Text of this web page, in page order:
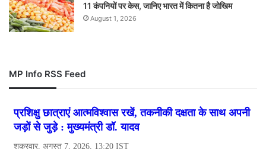
11 कंपनियों पर केस, जानिए भारत में कितना है जोखिम
August 1, 2026
MP Info RSS Feed